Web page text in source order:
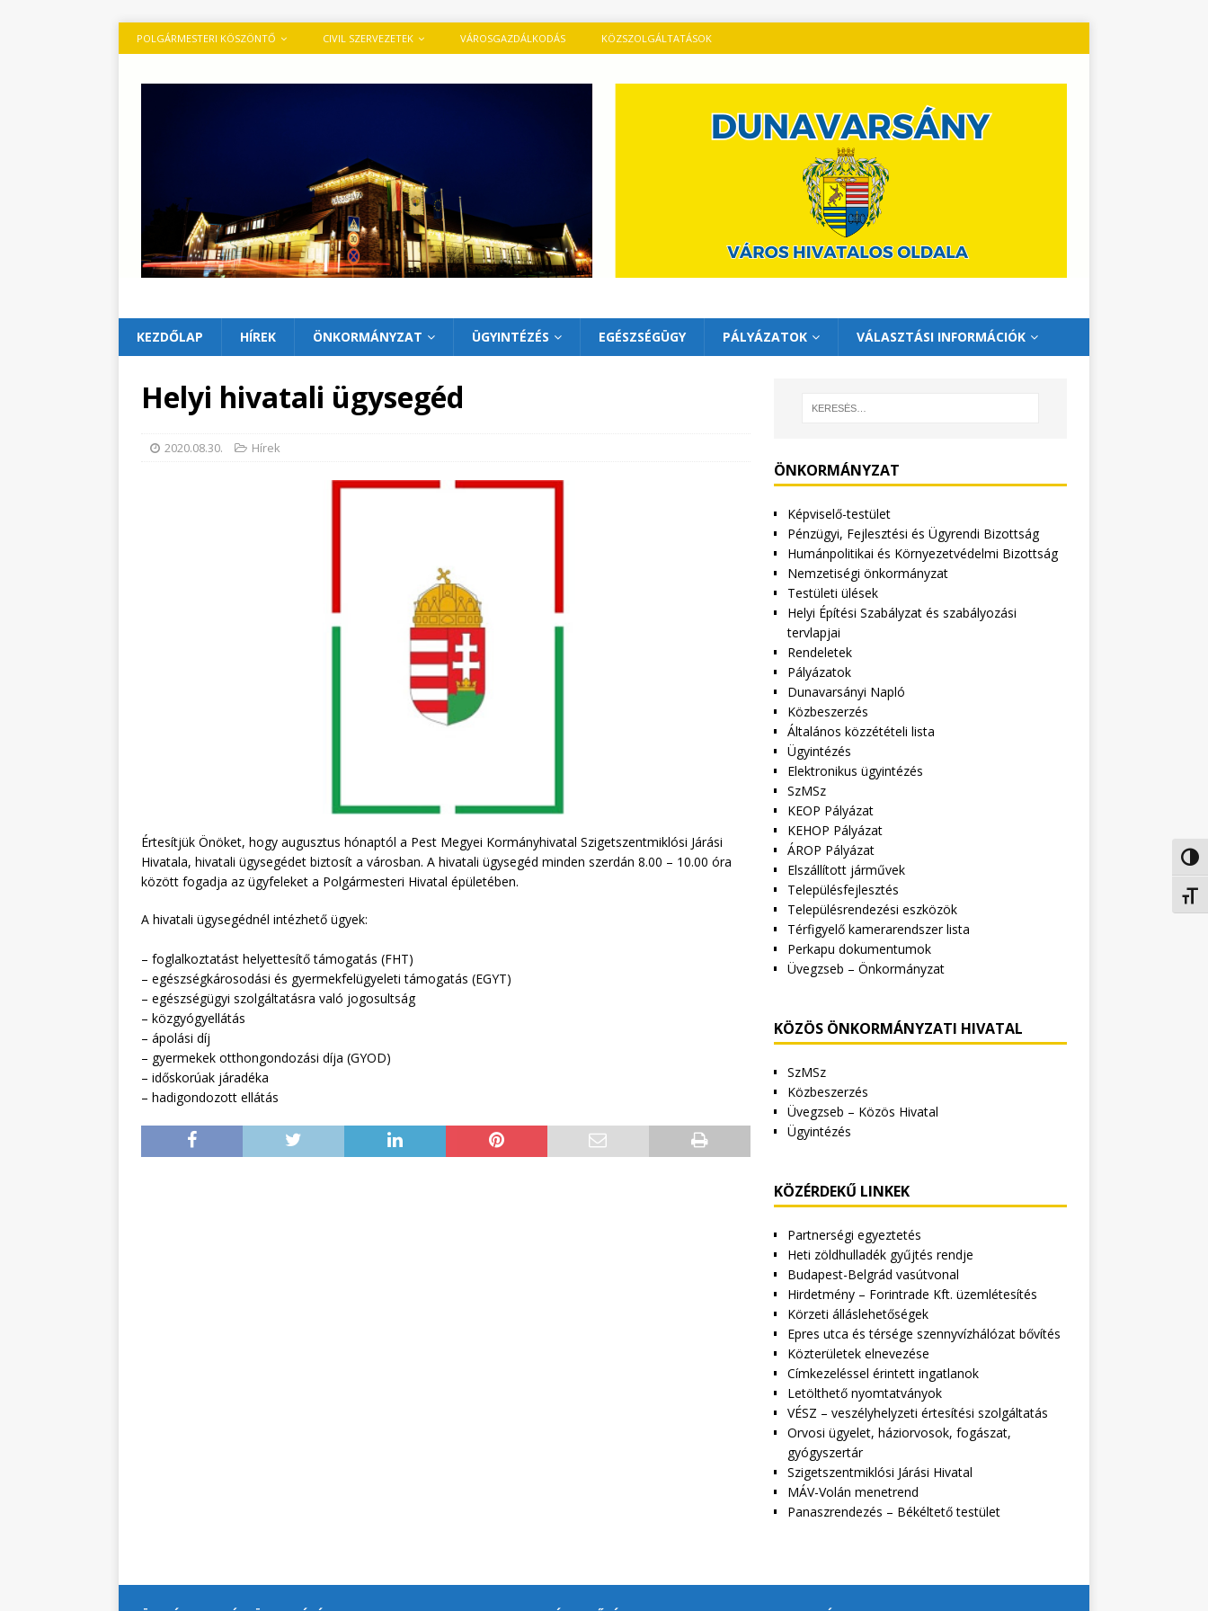
POLGÁRMESTERI KÖSZÖNTŐ CIVIL SZERVEZETEK VÁROSGAZDÁLKODÁS KÖZSZOLGÁLTATÁSOK
KEZDŐLAP HÍREK ÖNKORMÁNYZAT ÜGYINTÉZÉS EGÉSZSÉGÜGY PÁLYÁZATOK VÁLASZTÁSI INFORMÁCIÓK
Helyi hivatali ügysegéd
2020.08.30. Hírek
Értesítjük Önöket, hogy augusztus hónaptól a Pest Megyei Kormányhivatal Szigetszentmiklósi Járási
Hivatala, hivatali ügysegédet biztosít a városban. A hivatali ügysegéd minden szerdán 8.00 – 10.00 óra
között fogadja az ügyfeleket a Polgármesteri Hivatal épületében.
A hivatali ügysegédnél intézhető ügyek:
– foglalkoztatást helyettesítő támogatás (FHT)
– egészségkárosodási és gyermekfelügyeleti támogatás (EGYT)
– egészségügyi szolgáltatásra való jogosultság
– közgyógyellátás
– ápolási díj
– gyermekek otthongondozási díja (GYOD)
– időskorúak járadéka
– hadigondozott ellátás
ÖNKORMÁNYZAT
Képviselő-testület
Pénzügyi, Fejlesztési és Ügyrendi Bizottság
Humánpolitikai és Környezetvédelmi Bizottság
Nemzetiségi önkormányzat
Testületi ülések
Helyi Építési Szabályzat és szabályozási
tervlapjai
Rendeletek
Pályázatok
Dunavarsányi Napló
Közbeszerzés
Általános közzétételi lista
Ügyintézés
Elektronikus ügyintézés
SzMSz
KEOP Pályázat
KEHOP Pályázat
ÁROP Pályázat
Elszállított járművek
Településfejlesztés
Településrendezési eszközök
Térfigyelő kamerarendszer lista
Perkapu dokumentumok
Üvegzseb – Önkormányzat
KÖZÖS ÖNKORMÁNYZATI HIVATAL
SzMSz
Közbeszerzés
Üvegzseb – Közös Hivatal
Ügyintézés
KÖZÉRDEKŰ LINKEK
Partnerségi egyeztetés
Heti zöldhulladék gyűjtés rendje
Budapest-Belgrád vasútvonal
Hirdetmény – Forintrade Kft. üzemlétesítés
Körzeti álláslehetőségek
Epres utca és térsége szennyvízhálózat bővítés
Közterületek elnevezése
Címkezeléssel érintett ingatlanok
Letölthető nyomtatványok
VÉSZ – veszélyhelyzeti értesítési szolgáltatás
Orvosi ügyelet, háziorvosok, fogászat,
gyógyszertár
Szigetszentmiklósi Járási Hivatal
MÁV-Volán menetrend
Panaszrendezés – Békéltető testület